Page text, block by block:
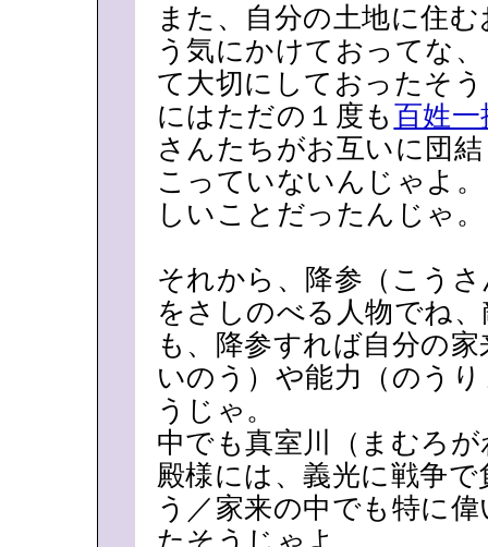
また、自分の土地に住
う気にかけておってな
て大切にしておったそ
にはただの１度も 百姓一
さんたちがお互いに団
こっていないんじゃよ
しいことだったんじゃ。
それから、降参（こう
をさしのべる人物でね
も、降参すれば自分の
いのう）や能力（のう
うじゃ。
中でも真室川（まむろ
殿様には、義光に戦争
う／家来の中でも特に
たそうじゃよ。